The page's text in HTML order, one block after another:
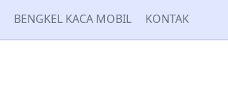
BENGKEL KACA MOBIL KONTAK